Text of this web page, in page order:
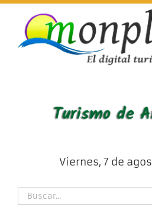
Skip
content
Viernes, 7 de